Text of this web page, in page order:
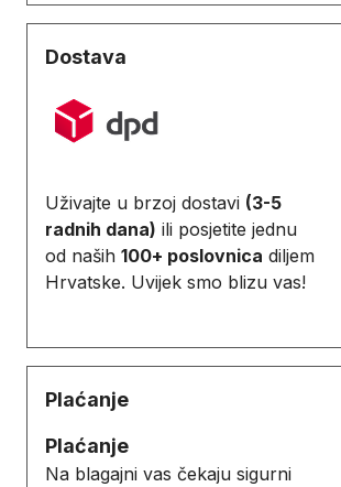
Dostava
Uživajte u brzoj dostavi (3-5
radnih dana) ili posjetite jednu
od naših 100+ poslovnica diljem
Hrvatske. Uvijek smo blizu vas!
Plaćanje
Plaćanje
Na blagajni vas čekaju sigurni